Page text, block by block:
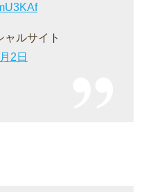
ルサイト
2日